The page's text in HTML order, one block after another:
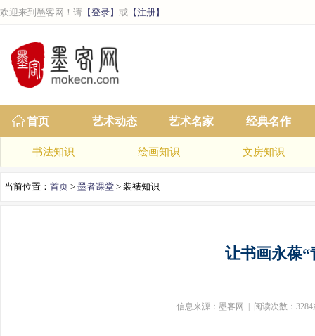
欢迎来到墨客网！请 【登录】 或 【注册】
首页 艺术动态 艺术名家 经典名作
书法知识 绘画知识 文房知识
当前位置： 首页 > 墨者课堂 > 装裱知识
让书画永葆
信息来源：墨客网 | 阅读次数：3284